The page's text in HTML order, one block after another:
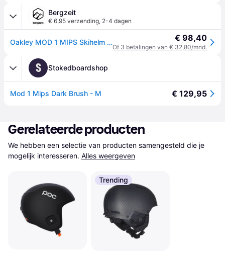
Bergzeit
€ 6,95 verzending, 2-4 dagen
Oakley MOD 1 MIPS Skihelm - Zwart - 51-55CM € 98,40
Of 3 betalingen van € 32,80/mnd.
S Stokedboardshop
Mod 1 Mips Dark Brush - M € 129,95
Gerelateerde producten
We hebben een selectie van producten samengesteld die je
mogelijk interesseren. Alles weergeven
Trending